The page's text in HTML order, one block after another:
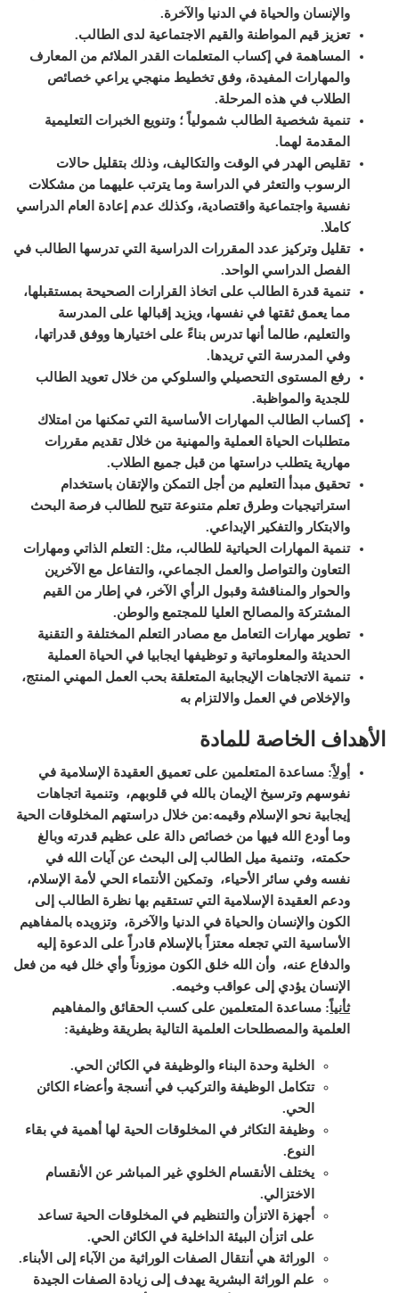
والإنسان والحياة في الدنيا والآخرة.
تعزيز قيم المواطنة والقيم الاجتماعية لدى الطالب.
المساهمة في إكساب المتعلمات القدر الملائم من المعارف
والمهارات المفيدة، وفق تخطيط منهجي يراعي خصائص
الطلاب في هذه المرحلة.
تنمية شخصية الطالب شمولياً ؛ وتنويع الخبرات التعليمية
المقدمة لهما.
تقليص الهدر في الوقت والتكاليف، وذلك بتقليل حالات
الرسوب والتعثر في الدراسة وما يترتب عليهما من مشكلات
نفسية واجتماعية واقتصادية، وكذلك عدم إعادة العام الدراسي
كاملا.
تقليل وتركيز عدد المقررات الدراسية التي تدرسها الطالب في
الفصل الدراسي الواحد.
تنمية قدرة الطالب على اتخاذ القرارات الصحيحة بمستقبلها،
مما يعمق ثقتها في نفسها، ويزيد إقبالها على المدرسة
والتعليم، طالما أنها تدرس بناءً على اختيارها ووفق قدراتها،
وفي المدرسة التي تريدها.
رفع المستوى التحصيلي والسلوكي من خلال تعويد الطالب
للجدية والمواظبة.
إكساب الطالب المهارات الأساسية التي تمكنها من امتلاك
متطلبات الحياة العملية والمهنية من خلال تقديم مقررات
مهارية يتطلب دراستها من قبل جميع الطلاب.
تحقيق مبدأ التعليم من أجل التمكن والإتقان باستخدام
استراتيجيات وطرق تعلم متنوعة تتيح للطالب فرصة البحث
والابتكار والتفكير الإبداعي.
تنمية المهارات الحياتية للطالب، مثل: التعلم الذاتي ومهارات
التعاون والتواصل والعمل الجماعي، والتفاعل مع الآخرين
والحوار والمناقشة وقبول الرأي الآخر، في إطار من القيم
المشتركة والمصالح العليا للمجتمع والوطن.
تطوير مهارات التعامل مع مصادر التعلم المختلفة و التقنية
الحديثة والمعلوماتية و توظيفها ايجابيا في الحياة العملية
تنمية الاتجاهات الإيجابية المتعلقة بحب العمل المهني المنتج،
والإخلاص في العمل والالتزام به
الأهداف الخاصة للمادة
أولاً: مساعدة المتعلمين على تعميق العقيدة الإسلامية في
نفوسهم وترسيخ الإيمان بالله في قلوبهم، وتنمية اتجاهات
إيجابية نحو الإسلام وقيمه:من خلال دراستهم المخلوقات الحية
وما أودع الله فيها من خصائص دالة على عظيم قدرته وبالغ
حكمته، وتنمية ميل الطالب إلى البحث عن آيات الله في
نفسه وفي سائر الأحياء، وتمكين الأنتماء الحي لأمة الإسلام،
ودعم العقيدة الإسلامية التي تستقيم بها نظرة الطالب إلى
الكون والإنسان والحياة في الدنيا والآخرة، وتزويده بالمفاهيم
الأساسية التي تجعله معتزاً بالإسلام قادراً على الدعوة إليه
والدفاع عنه، وأن الله خلق الكون موزوناً وأي خلل فيه من فعل
الإنسان يؤدي إلى عواقب وخيمه.
ثأنياً: مساعدة المتعلمين على كسب الحقائق والمفاهيم
العلمية والمصطلحات العلمية التالية بطريقة وظيفية:
الخلية وحدة البناء والوظيفة في الكائن الحي.
تتكامل الوظيفة والتركيب في أنسجة وأعضاء الكائن
الحي.
وظيفة التكاثر في المخلوقات الحية لها أهمية في بقاء
النوع.
يختلف الأنقسام الخلوي غير المباشر عن الأنقسام
الاختزالي.
أجهزة الاتزأن والتنظيم في المخلوقات الحية تساعد
على اتزأن البيئة الداخلية في الكائن الحي.
الوراثة هي أنتقال الصفات الوراثية من الآباء إلى الأبناء.
علم الوراثة البشرية يهدف إلى زيادة الصفات الجيدة